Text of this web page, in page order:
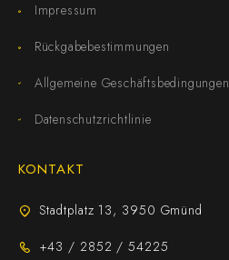
Impressum
Rückgabebestimmungen
Allgemeine Geschäftsbedingungen
Datenschutzrichtlinie
KONTAKT
Stadtplatz 13, 3950 Gmünd
+43 / 2852 / 54225